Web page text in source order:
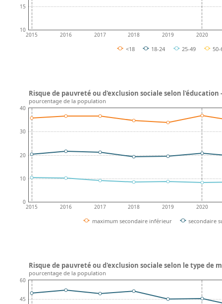
2015 2016 2017 2018 2019 2020
10
15
<18 18-24 25-49
2015 2016 2017 2018 2019 2020
0
10
20
30
40
maximum secondaire inférieur secondaire
Risque de pauvreté ou d'exclusion sociale selon l'éducation
pourcentage de la population
45
60
Risque de pauvreté ou d'exclusion sociale selon le type de
pourcentage de la population